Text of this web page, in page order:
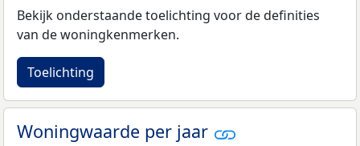
Bekijk onderstaande toelichting voor de definities
van de woningkenmerken.
Toelichting
Woningwaarde per jaar